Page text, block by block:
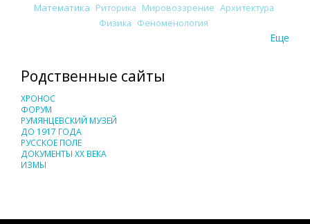
Математика Риторика Мировоззрение Архитектура
Физика Феноменология
Еще
Родственные сайты
ХРОНОС
ФОРУМ
РУМЯНЦЕВСКИЙ МУЗЕЙ
ДО 1917 ГОДА
РУССКОЕ ПОЛЕ
ДОКУМЕНТЫ XX ВЕКА
ИЗМЫ